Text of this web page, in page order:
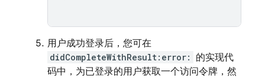
用户成功登录后，您可在
didCompleteWithResult:error:
的实现代
码中，为已登录的用户获取一个访问令牌，然